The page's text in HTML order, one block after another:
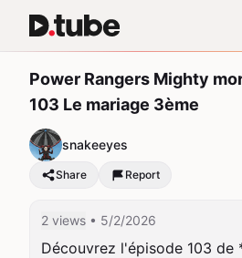
Power Rangers Mighty
103 Le mariage 3ème
snakeeyes
Share Report
2 views • 5/2/2026
Découvrez l'épisode 103 de